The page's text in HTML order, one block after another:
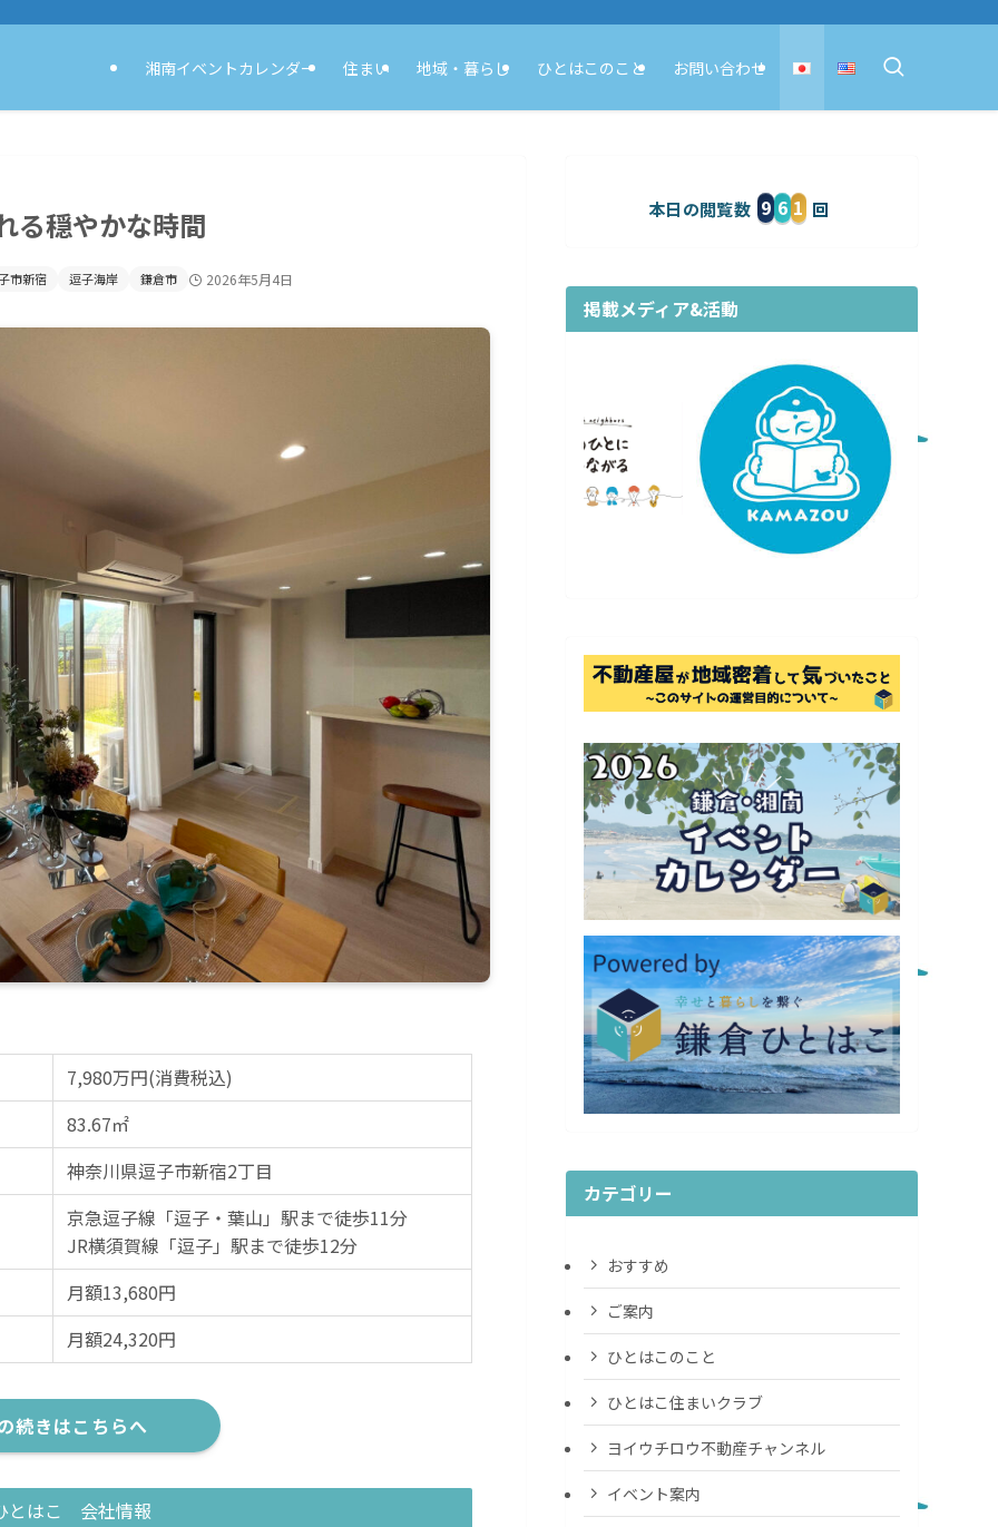
湘南イベントカレンダー 住まい 地域・暮らし ひとはこのこと お問い合わせ
る穏やかな時間
市新宿 逗子海岸 鎌倉市 2026年5月4日
7,980万円(消費税込)
83.67㎡
神奈川県逗子市新宿2丁目
京急逗子線「逗子・葉山」駅まで徒歩11分
JR横須賀線「逗子」駅まで徒歩12分
月額13,680円
月額24,320円
続きはこちらへ
とはこ 会社情報
本日の閲覧数 9 6 1
掲載メディア&活動
カテゴリー
おすすめ
ご案内
ひとはこのこと
ひとはこ住まいクラブ
ヨイウチロウ不動産チャンネル
イベント案内